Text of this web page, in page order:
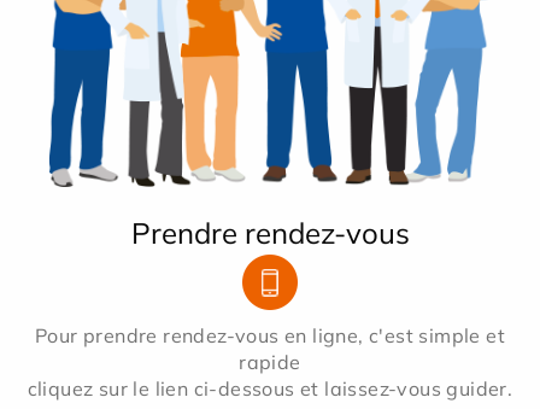
Prendre rendez-vous
Pour prendre rendez-vous en ligne, c'est simple et
rapide
cliquez sur le lien ci-dessous et laissez-vous guider.